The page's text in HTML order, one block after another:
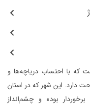
که با احتساب دریاچه‌ها و
مربع مساحت دارد. این شهر که در استان
بوده و چشم‌انداز